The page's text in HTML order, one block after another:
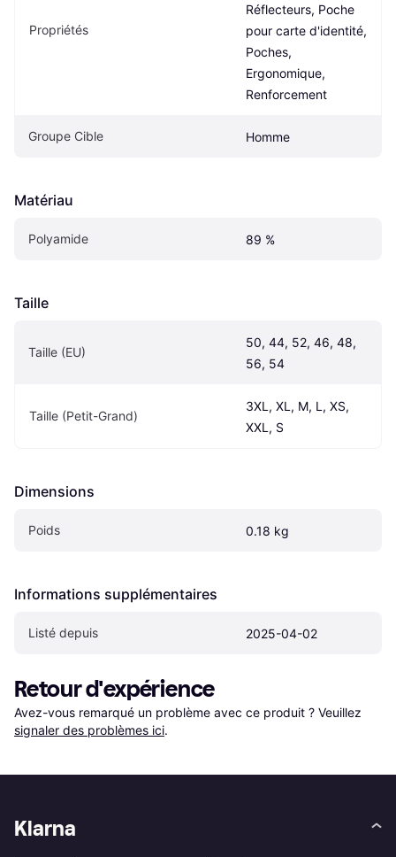
Propriétés
Réflecteurs, Poche
pour carte d'identité,
Poches,
Ergonomique,
Renforcement
Groupe Cible Homme
Matériau
Polyamide 89 %
Taille
Taille (EU)
50, 44, 52, 46, 48,
56, 54
Taille (Petit-Grand)
3XL, XL, M, L, XS,
XXL, S
Dimensions
Poids 0.18 kg
Informations supplémentaires
Listé depuis 2025-04-02
Retour d'expérience
Avez-vous remarqué un problème avec ce produit ? Veuillez
signaler des problèmes ici.
Klarna